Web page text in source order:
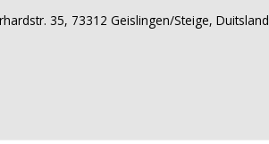
35, 73312 Geislingen/Steige, Duitsland